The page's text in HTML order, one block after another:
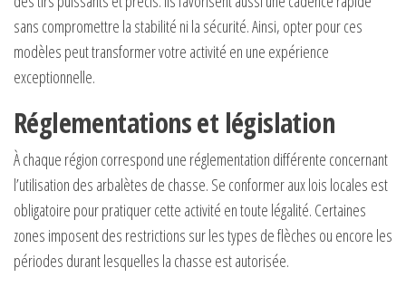
sans compromettre la stabilité ni la sécurité. Ainsi, opter pour ces
modèles peut transformer votre activité en une expérience
exceptionnelle.
Réglementations et législation
À chaque région correspond une réglementation différente concernant
l’utilisation des arbalètes de chasse. Se conformer aux lois locales est
obligatoire pour pratiquer cette activité en toute légalité. Certaines
zones imposent des restrictions sur les types de flèches ou encore les
périodes durant lesquelles la chasse est autorisée.